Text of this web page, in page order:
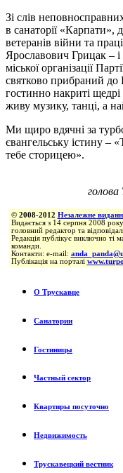
Зі слів
в санаторії «Карпати»,
ветеранів війни та
Ярославович Грицак – і
міської організації
святково прибраний до
гостинно накриті щедрі
живу музику, танці, а
Ми щиро вдячні за
євангельську істину –
тебе сторицею».
голова
© 2008-2012 Незалежне
Видається з 14 серпня 2008
головний редактор та
Редакція публікує виключно ті
команди.
Контакти: e-mail:
Публікація на порталі
О Трускавце
Санатории
Гостиницы
Частный сектор
Квартиры посуточно
Недвижимость
Трускавецкий вестник